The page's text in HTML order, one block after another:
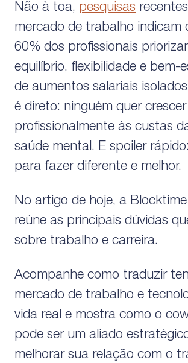
Não à toa, pesquisas
mercado de trabalho indicam
60% dos profissionais
equilíbrio, flexibilidade e bem-
de aumentos salariais
é direto: ninguém quer crescer
profissionalmente às custas
saúde mental. E spoiler
para fazer diferente e melhor.
No artigo de hoje, a
reúne as principais dúvidas
sobre trabalho e carreira.
Acompanhe como traduzir
mercado de trabalho e
vida real e mostra como o
pode ser um aliado
melhorar sua relação com o